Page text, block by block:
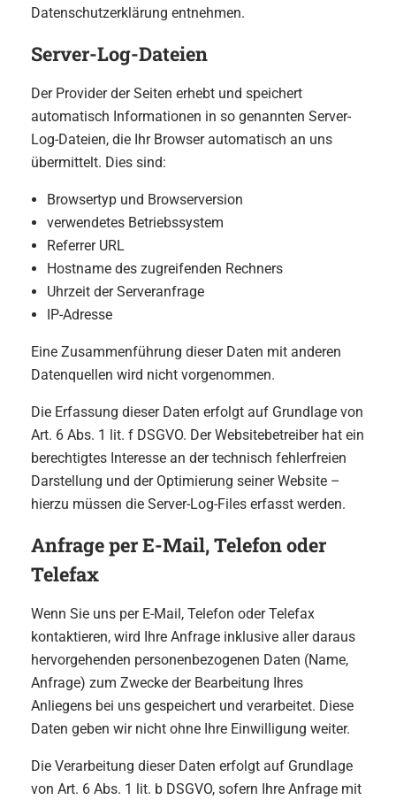
Datenschutzerklärung entnehmen.
Server-Log-Dateien
Der Provider der Seiten erhebt und speichert
automatisch Informationen in so genannten Server-
Log-Dateien, die Ihr Browser automatisch an uns
übermittelt. Dies sind:
Browsertyp und Browserversion
verwendetes Betriebssystem
Referrer URL
Hostname des zugreifenden Rechners
Uhrzeit der Serveranfrage
IP-Adresse
Eine Zusammenführung dieser Daten mit anderen
Datenquellen wird nicht vorgenommen.
Die Erfassung dieser Daten erfolgt auf Grundlage von
Art. 6 Abs. 1 lit. f DSGVO. Der Websitebetreiber hat ein
berechtigtes Interesse an der technisch fehlerfreien
Darstellung und der Optimierung seiner Website –
hierzu müssen die Server-Log-Files erfasst werden.
Anfrage per E-Mail, Telefon oder
Telefax
Wenn Sie uns per E-Mail, Telefon oder Telefax
kontaktieren, wird Ihre Anfrage inklusive aller daraus
hervorgehenden personenbezogenen Daten (Name,
Anfrage) zum Zwecke der Bearbeitung Ihres
Anliegens bei uns gespeichert und verarbeitet. Diese
Daten geben wir nicht ohne Ihre Einwilligung weiter.
Die Verarbeitung dieser Daten erfolgt auf Grundlage
von Art. 6 Abs. 1 lit. b DSGVO, sofern Ihre Anfrage mit